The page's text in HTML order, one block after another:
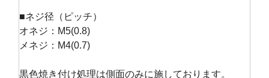
■ネジ径（ピッチ）
オネジ：M5(0.8)
メネジ：M4(0.7)
黒色焼き付け処理は側面のみに施しております。